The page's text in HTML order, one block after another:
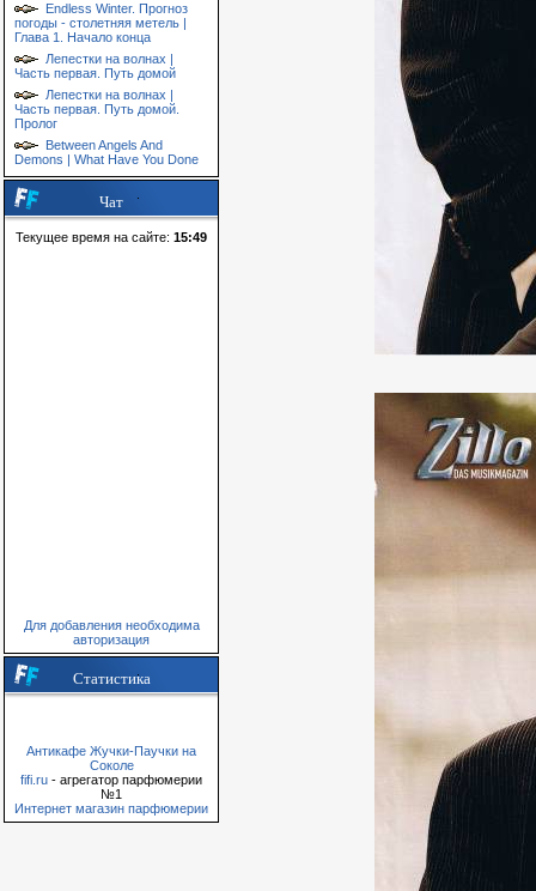
Endless Winter. Прогноз
погоды - столетняя метель |
Глава 1. Начало конца
Лепестки на волнах |
Часть первая. Путь домой
Лепестки на волнах |
Часть первая. Путь домой.
Пролог
Between Angels And
Demons | What Have You Done
Чат
Текущее время на сайте: 15:49
Для добавления необходима
авторизация
Статистика
Антикафе Жучки-Паучки на
Соколе
fifi.ru - агрегатор парфюмерии
№1
Интернет магазин парфюмерии